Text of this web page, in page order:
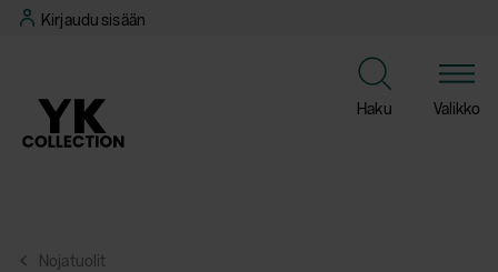
Siirry
suoraan
Kirjaudu sisään
Haku Valikko
Nojatuolit